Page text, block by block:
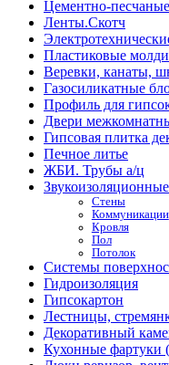
Цементно-
Ленты.Скотч
Пластиковые
Веревки, канаты,
Газосиликатные
Профиль для
Двери
Гипсовая плитка
Печное литье
ЖБИ. Трубы а/ц
Стены
Коммуникации
Кровля
Пол
Потолок
Системы
Гидроизоляция
Гипсокартон
Лестницы,
Декоративный
Кухонные фартуки